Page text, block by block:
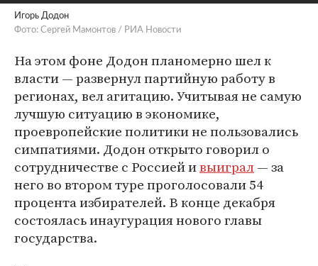
Игорь Додон
Фото: Сергей Мамонтов / РИА Новости
На этом фоне Додон планомерно шел к
власти — развернул партийную работу в
регионах, вел агитацию. Учитывая не самую
лучшую ситуацию в экономике,
проевропейские политики не пользовались
симпатиями. Додон открыто говорил о
сотрудничестве с Россией ивыиграл— за
него во втором туре проголосовали 54
процента избирателей. В конце декабря
состоялась инаугурация нового главы
государства.